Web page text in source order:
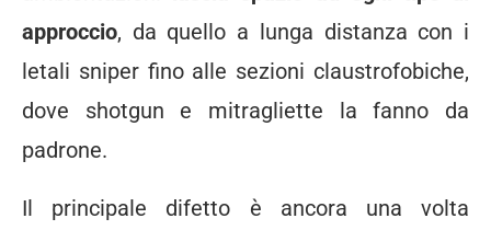
approccio, da quello a lunga distanza con i
letali sniper fino alle sezioni claustrofobiche,
dove shotgun e mitragliette la fanno da
padrone.
Il principale difetto è ancora una volta